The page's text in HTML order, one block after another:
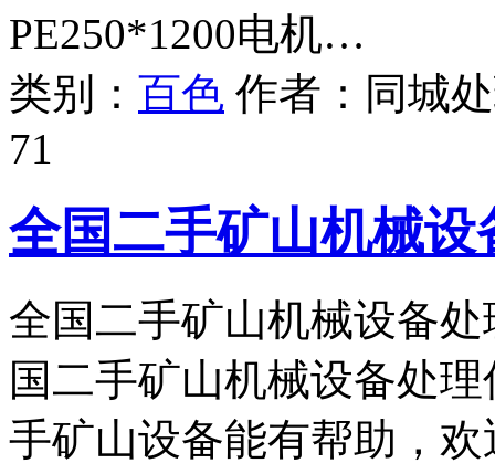
PE250*1200电机…
类别： 百色 作者： 同城
71
全国二手矿山机械
全国二手矿山机械设备
国二手矿山机械设备处
手矿山设备能有帮助，